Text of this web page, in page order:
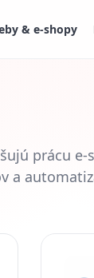
& e‑shopy
prácu
a